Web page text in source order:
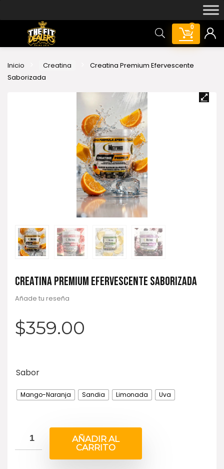
0
Inicio Creatina
Creatina Premium Efervescente
Saborizada
CREATINA PREMIUM EFERVESCENTE SABORIZADA
Añade tu reseña
$359.00
Sabor
Mango-Naranja Sandia Limonada Uva
AÑADIR AL
CARRITO